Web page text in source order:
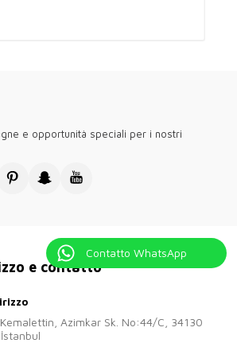
Contatto WhatsApp
e opportunità speciali per i nostri
e contatto
Azimkar Sk. No:44/C, 34130